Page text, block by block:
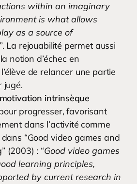
within an imaginary
is what allows
as a source of
La rejouabilité permet aussi
notion d’échec en
de relancer une partie
jugé.
motivation intrinsèque
progresser, favorisant
dans l’activité comme
dans “Good video games and
(2003) : “Good video games
learning principles,
by current research in